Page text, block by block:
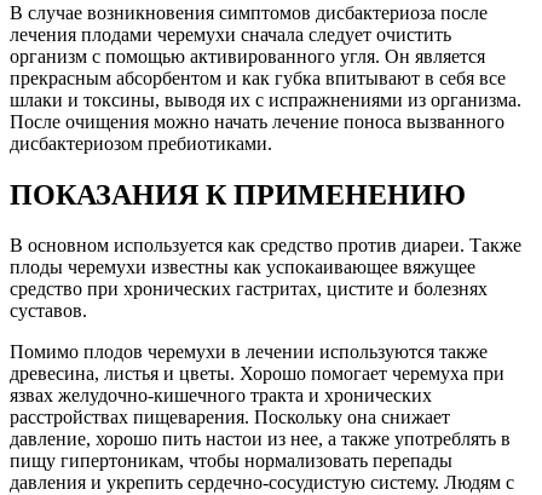
В случае возникновения симптомов дисбактериоза после
лечения плодами черемухи сначала следует очистить
организм с помощью активированного угля. Он является
прекрасным абсорбентом и как губка впитывают в себя все
шлаки и токсины, выводя их с испражнениями из организма.
После очищения можно начать лечение поноса вызванного
дисбактериозом пребиотиками.
ПОКАЗАНИЯ К ПРИМЕНЕНИЮ
В основном используется как средство против диареи. Также
плоды черемухи известны как успокаивающее вяжущее
средство при хронических гастритах, цистите и болезнях
суставов.
Помимо плодов черемухи в лечении используются также
древесина, листья и цветы. Хорошо помогает черемуха при
язвах желудочно-кишечного тракта и хронических
расстройствах пищеварения. Поскольку она снижает
давление, хорошо пить настои из нее, а также употреблять в
пищу гипертоникам, чтобы нормализовать перепады
давления и укрепить сердечно-сосудистую систему. Людям с